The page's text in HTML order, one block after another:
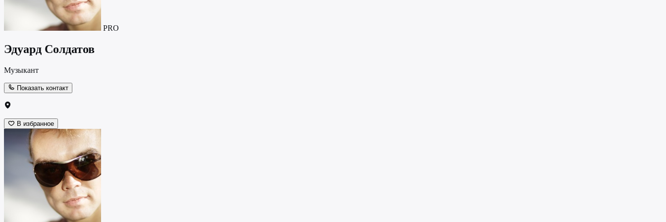
PRO
Эдуард Солдатов
Музыкант
Показать контакт
В избранное